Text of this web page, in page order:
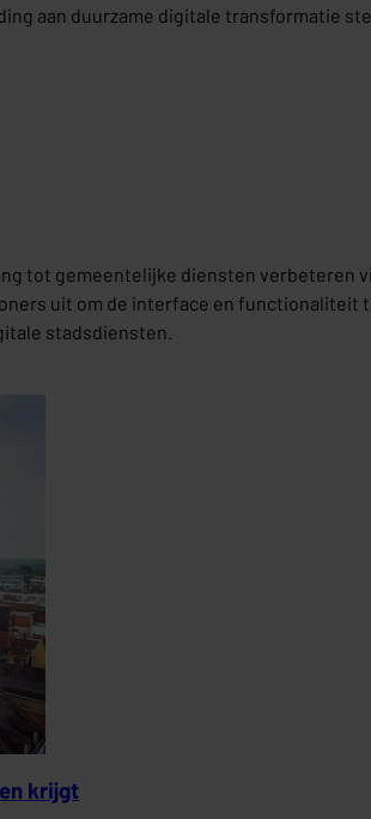
aan duurzame digitale transformatie
tot gemeentelijke diensten verbeteren
uit om de interface en
stadsdiensten.
krijgt